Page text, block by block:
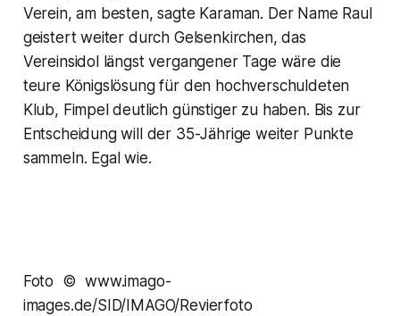
Verein, am besten, sagte Karaman. Der Name Raul
geistert weiter durch Gelsenkirchen, das
Vereinsidol längst vergangener Tage wäre die
teure Königslösung für den hochverschuldeten
Klub, Fimpel deutlich günstiger zu haben. Bis zur
Entscheidung will der 35-Jährige weiter Punkte
sammeln. Egal wie.
Foto © www.imago-
images.de/SID/IMAGO/Revierfoto